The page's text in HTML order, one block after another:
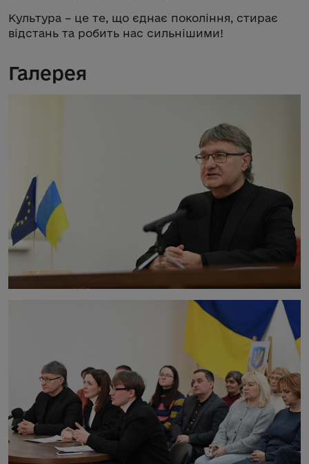
Культура – це те, що єднає покоління, стирає
відстань та робить нас сильнішими!
Галерея